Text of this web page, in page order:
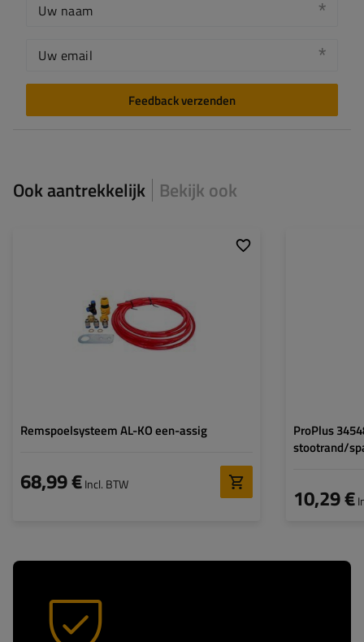
Uw naam
Uw email
Feedback verzenden
Ook aantrekkelijk Bekijk ook
Remspoelsysteem AL-KO een-assig
68,99 €Incl. BTW
ProPlus
stootrand/
10,29 €